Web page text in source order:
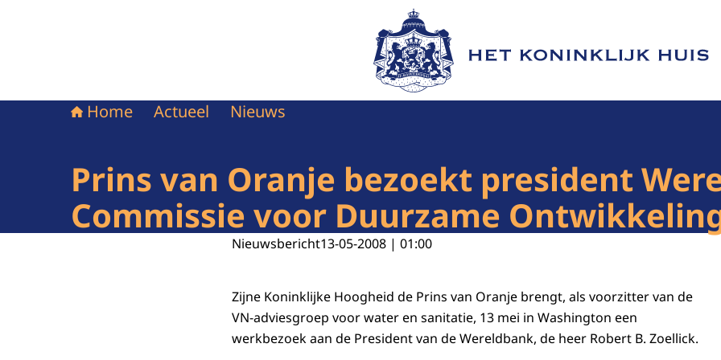
Naar de homepage van Het Koninklijk Huis
Home Actueel Nieuws
Prins van Oranje bezoekt president
Commissie voor Duurzame
Nieuwsbericht13-05-2008 | 01:00
Zijne Koninklijke Hoogheid de Prins van Oranje brengt, als voorzitter van de
VN-adviesgroep voor water en sanitatie, 13 mei in Washington een
werkbezoek aan de President van de Wereldbank, de heer Robert B. Zoellick.